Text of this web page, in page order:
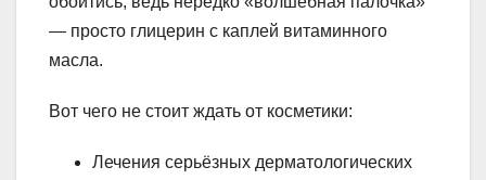
— просто глицерин с каплей витаминного
масла.
Вот чего не стоит ждать от косметики:
Лечения серьёзных дерматологических